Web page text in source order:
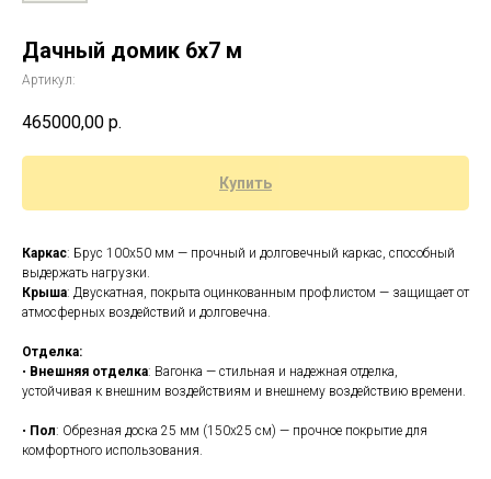
Дачный домик 6х7 м
Артикул:
465000,00 р.
Купить
Каркас: Брус 100x50 мм — прочный и долговечный каркас, способный
выдержать нагрузки.
Крыша: Двускатная, покрыта оцинкованным профлистом — защищает от
атмосферных воздействий и долговечна.
Отделка:
• Внешняя отделка: Вагонка — стильная и надежная отделка,
устойчивая к внешним воздействиям и внешнему воздействию времени.
• Пол: Обрезная доска 25 мм (150x25 см) — прочное покрытие для
комфортного использования.